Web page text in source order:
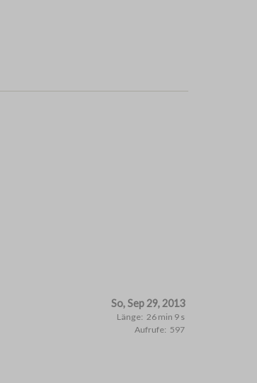
So, Sep 29, 2013
Länge: 26 min 9 s
Aufrufe: 597